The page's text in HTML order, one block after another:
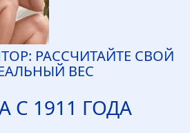
РАССЧИТАЙТЕ СВОЙ
ВЕС
С 1911 ГОДА